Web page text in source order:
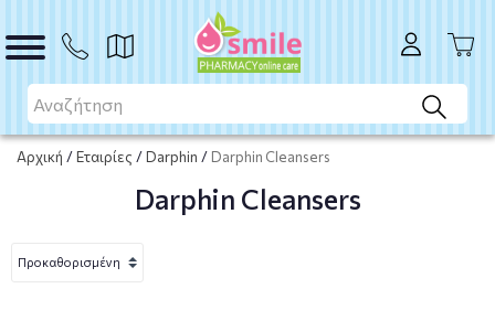
Αρχική /Εταιρίες /Darphin / Darphin Cleansers
Darphin Cleansers